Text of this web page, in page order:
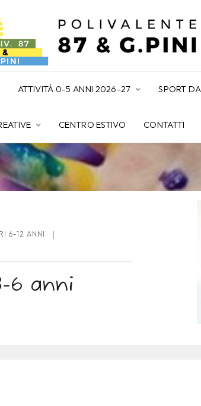
ATTIVITÀ 0-5 ANNI 2026-27 SPORT
CENTRO ESTIVO CONTATTI
6-12 ANNI
6 anni